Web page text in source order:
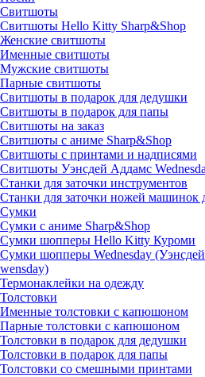
Свитшоты
Cвитшоты Hello Kitty Sharp&Shop
Женские свитшоты
Именные свитшоты
Мужские свитшоты
Парные свитшоты
Свитшоты в подарок для дедушки
Свитшоты в подарок для папы
Свитшоты на заказ
Свитшоты с аниме Sharp&Shop
Свитшоты с принтами и надписями
Свитшоты Уэнсдей Аддамс
Станки для заточки инструментов
Станки для заточки ножей машинок
Сумки
Сумки с аниме Sharp&Shop
Сумки шопперы Hello Kitty Куроми
Сумки шопперы Wednesday
wensday)
Термонаклейки на одежду
Толстовки
Именные толстовки с капюшоном
Парные толстовки с капюшоном
Толстовки в подарок для дедушки
Толстовки в подарок для папы
Толстовки со смешными принтами